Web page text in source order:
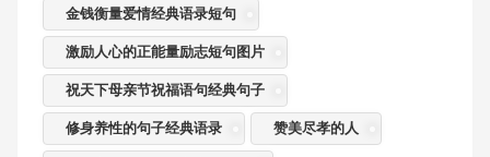
金钱衡量爱情经典语录短句
激励人心的正能量励志短句图片
祝天下母亲节祝福语句经典句子
修身养性的句子经典语录 赞美尽孝的人